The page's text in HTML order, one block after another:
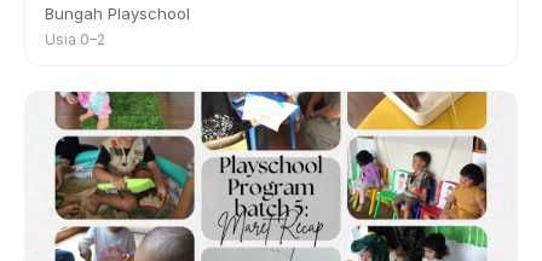
Bungah Playschool
Usia 0–2